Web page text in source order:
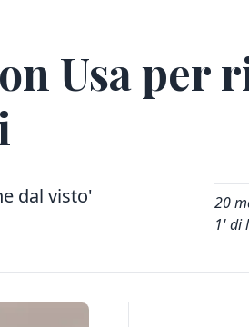
Usa per
dal visto'
20
1' di